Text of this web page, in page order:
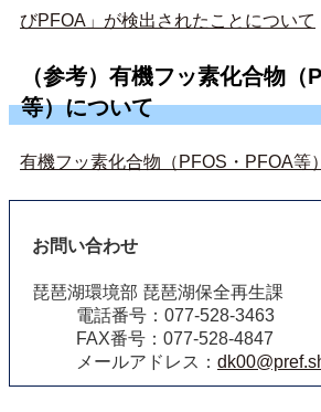
びPFOA」が検出されたことについて
（参考）有機フッ素化合物（
等）について
有機フッ素化合物（PFOS・PFOA等
お問い合わせ
琵琶湖環境部 琵琶湖保全再生課
電話番号：077-528-3463
FAX番号：077-528-4847
メールアドレス：